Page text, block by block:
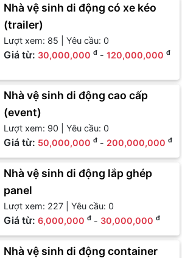
Nhà vệ sinh di động có xe kéo
(trailer)
Lượt xem: 85 | Yêu cầu: 0
Giá từ: 30,000,000 đ - 120,000,000 đ
Nhà vệ sinh di động cao cấp
(event)
Lượt xem: 90 | Yêu cầu: 0
Giá từ: 50,000,000 đ - 200,000,000 đ
Nhà vệ sinh di động lắp ghép
panel
Lượt xem: 227 | Yêu cầu: 0
Giá từ: 6,000,000 đ - 30,000,000 đ
Nhà vệ sinh di động container